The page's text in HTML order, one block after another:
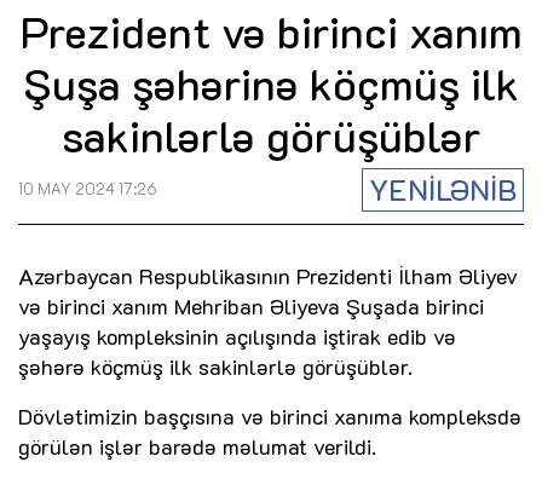
Prezident və birinci xanım
Şuşa şəhərinə köçmüş ilk
sakinlərlə görüşüblər
YENİLƏNİB
10 MAY 2024 17:26
Azərbaycan Respublikasının Prezidenti İlham Əliyev
və birinci xanım Mehriban Əliyeva Şuşada birinci
yaşayış kompleksinin açılışında iştirak edib və
şəhərə köçmüş ilk sakinlərlə görüşüblər.
Dövlətimizin başçısına və birinci xanıma kompleksdə
görülən işlər barədə məlumat verildi.